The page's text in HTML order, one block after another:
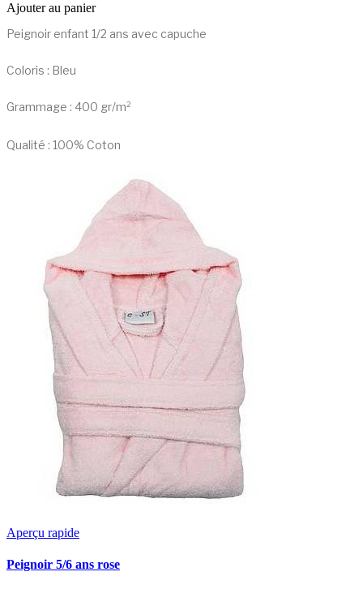
Ajouter au panier
Peignoir enfant 1/2 ans avec capuche
Coloris : Bleu
Grammage : 400 gr/m²
Qualité : 100% Coton
Aperçu rapide
Peignoir 5/6 ans rose